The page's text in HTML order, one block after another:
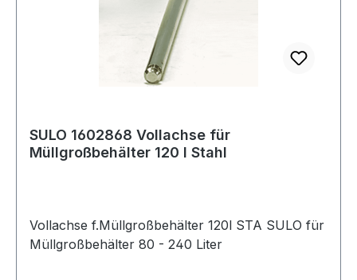
SULO 1602868 Vollachse für
Müllgroßbehälter 120 l Stahl
Vollachse f.Müllgroßbehälter 120l STA SULO für
Müllgroßbehälter 80 - 240 Liter